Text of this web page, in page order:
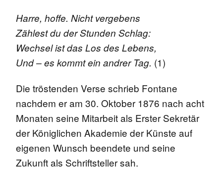
Harre, hoffe. Nicht vergebens
Zählest du der Stunden Schlag:
Wechsel ist das Los des Lebens,
Und – es kommt ein andrer Tag. (1)
Die tröstenden Verse schrieb Fontane
nachdem er am 30. Oktober 1876 nach acht
Monaten seine Mitarbeit als Erster Sekretär
der Königlichen Akademie der Künste auf
eigenen Wunsch beendete und seine
Zukunft als Schriftsteller sah.